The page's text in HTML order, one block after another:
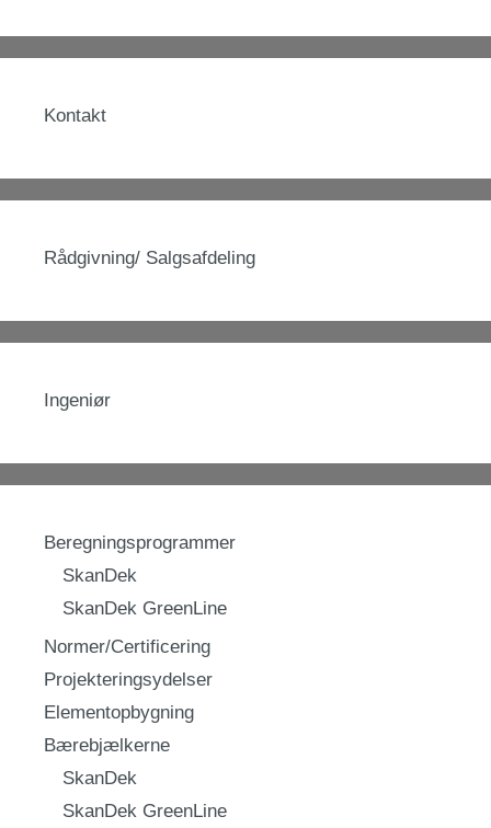
Kontakt
Rådgivning/ Salgsafdeling
Ingeniør
Beregningsprogrammer
SkanDek
SkanDek GreenLine
Normer/Certificering
Projekteringsydelser
Elementopbygning
Bærebjælkerne
SkanDek
SkanDek GreenLine